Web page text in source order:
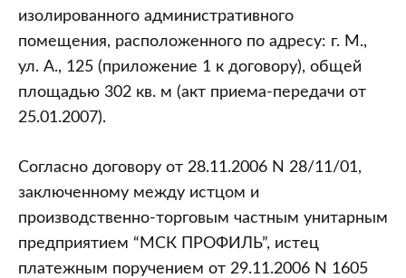
изолированного административного
помещения, расположенного по адресу: г. М.,
ул. А., 125 (приложение 1 к договору), общей
площадью 302 кв. м (акт приема-передачи от
25.01.2007).
Согласно договору от 28.11.2006 N 28/11/01,
заключенному между истцом и
производственно-торговым частным унитарным
предприятием “МСК ПРОФИЛЬ”, истец
платежным поручением от 29.11.2006 N 1605